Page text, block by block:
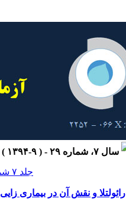
سال ۷، شماره ۲۹ - ( ۹-۱۳۹۴ )
جلد ۷ شماره ۲۹ صفحات ۳۷-۳۳
رائولتلا و نقش آن در بیماری زایی